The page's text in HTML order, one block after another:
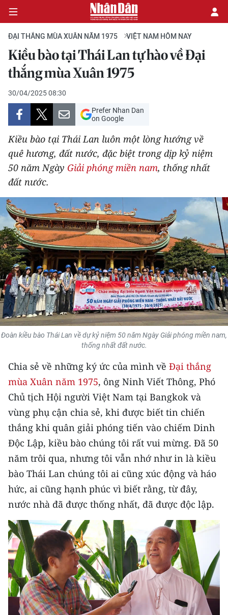
CHÍNH TRỊ
KINH TẾ
VĂN HÓA
XÃ HỘI
PHÁP LUẬT
THẾ GIỚI
THỂ THAO
GIÁO DỤC
Y TẾ
KHOA HỌC - CÔNG NGHỆ
MÔI TRƯỜNG
BẠN ĐỌC
KIỂM CHỨNG THÔNG TIN
TRI THỨC CHUYÊN SÂU
54 DÂN TỘC VIỆT NAM
CHƯƠNG TRÌNH OCOP - MỖI XÃ
MỘT SẢN PHẨM
RADIO
MEDIA CENTER
E-Magazine
Video
Media Chính trị
ĐẠI THẮNG MÙA XUÂN NĂM 1975 VIỆT NAM HÔM NAY
Kiều bào tại Thái Lan tự hào về Đại
thắng mùa Xuân 1975
30/04/2025 08:30
Prefer Nhan Dan
on Google
Kiều bào tại Thái Lan luôn một lòng hướng về
quê hương, đất nước, đặc biệt trong dịp kỷ niệm
50 năm Ngày Giải phóng miền nam, thống nhất
đất nước.
Đoàn kiều bào Thái Lan về dự kỷ niệm 50 năm Ngày Giải phóng miền nam,
thống nhất đất nước.
Chia sẻ về những ký ức của mình về Đại thắng
mùa Xuân năm 1975, ông Ninh Viết Thông, Phó
Chủ tịch Hội người Việt Nam tại Bangkok và
vùng phụ cận chia sẻ, khi được biết tin chiến
thắng khi quân giải phóng tiến vào chiếm Dinh
Độc Lập, kiều bào chúng tôi rất vui mừng. Đã 50
năm trôi qua, nhưng tôi vẫn nhớ như in là kiều
bào Thái Lan chúng tôi ai cũng xúc động và háo
hức, ai cũng hạnh phúc vì biết rằng, từ đây,
nước nhà đã được thống nhất, đã được độc lập.